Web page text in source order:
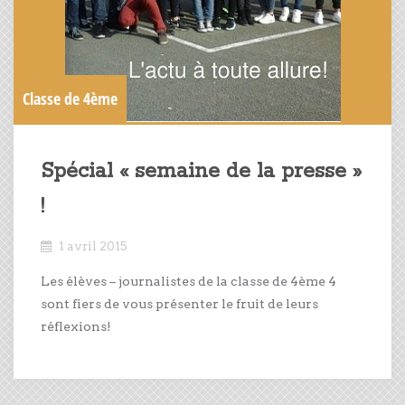
Classe de 4ème
Spécial « semaine de la presse »
!
1 avril 2015
Les élèves – journalistes de la classe de 4ème 4
sont fiers de vous présenter le fruit de leurs
réflexions!